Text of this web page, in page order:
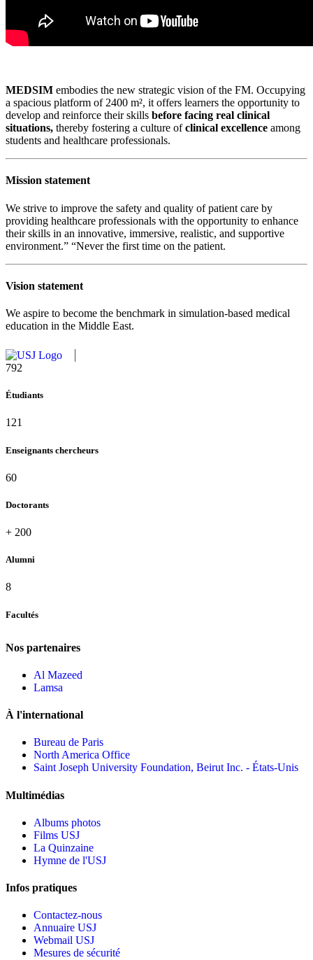
MEDSIM embodies the new strategic vision of the FM. Occupying
a spacious platform of 2400 m², it offers learners the opportunity to
develop and reinforce their skills before facing real clinical
situations, thereby fostering a culture ofclinical excellence among
students and healthcare professionals.
Mission statement
We strive to improve the safety and quality of patient care by
providing healthcare professionals with the opportunity to enhance
their skills in an innovative, immersive, realistic, and supportive
environment.” “Never the first time on the patient.
Vision statement
We aspire to become the benchmark in simulation-based medical
education in the Middle East.
864
Étudiants
121
Enseignants chercheurs
60
Doctorants
+ 200
Alumni
8
Facultés
Nos partenaires
Al Mazeed
Lamsa
À l'international
Bureau de Paris
North America Office
Saint Joseph University Foundation, Beirut Inc. - États-Unis
Multimédias
Albums photos
Films USJ
La Quinzaine
Hymne de l'USJ
Infos pratiques
Contactez-nous
Annuaire USJ
Webmail USJ
Mesures de sécurité